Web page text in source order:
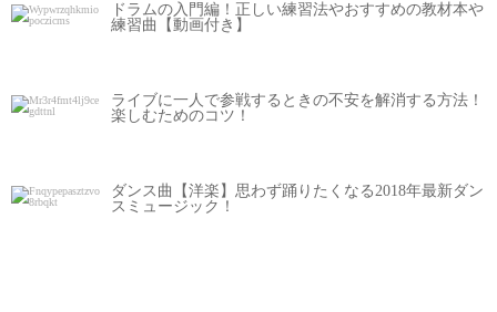
ドラムの入門編！正しい練習法やおすすめの教材本や
練習曲【動画付き】
ライブに一人で参戦するときの不安を解消する方法！
楽しむためのコツ！
ダンス曲【洋楽】思わず踊りたくなる2018年最新ダン
スミュージック！